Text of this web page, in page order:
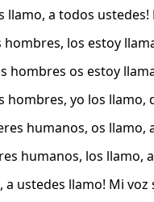
llamo, a todos
hombres, los estoy
hombres os estoy
hombres, yo los
humanos, os
humanos, los llamo,
a ustedes llamo! Mi